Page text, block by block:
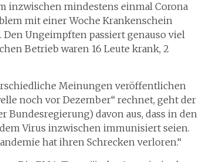
inzwischen mindestens einmal Corona
mit einer Woche Krankenschein
Ungeimpften passiert genauso viel
Betrieb waren 16 Leute krank, 2
Meinungen veröffentlichen
noch vor Dezember“ rechnet, geht der
Bundesregierung) davon aus, dass in den
Virus inzwischen immunisiert seien.
hat ihren Schrecken verloren.“